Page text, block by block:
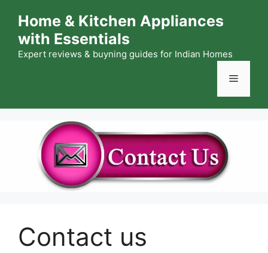
content
Home & Kitchen Appliances
with Essentials
Expert reviews & buyning guides for Indian Homes
Menu
Contact us